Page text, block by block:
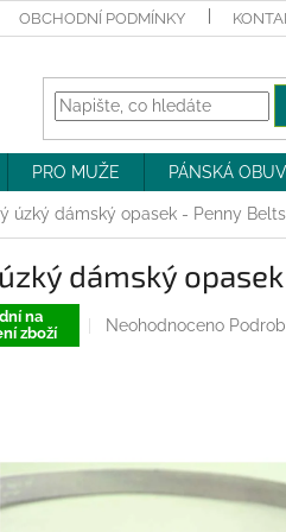
OBCHODNÍ PODMÍNKY
PRO MUŽE PÁNSKÁ OBUV
úzký dámský opasek - Penny
dámský
na
zboží
Průměrné
5
Neohodnoceno